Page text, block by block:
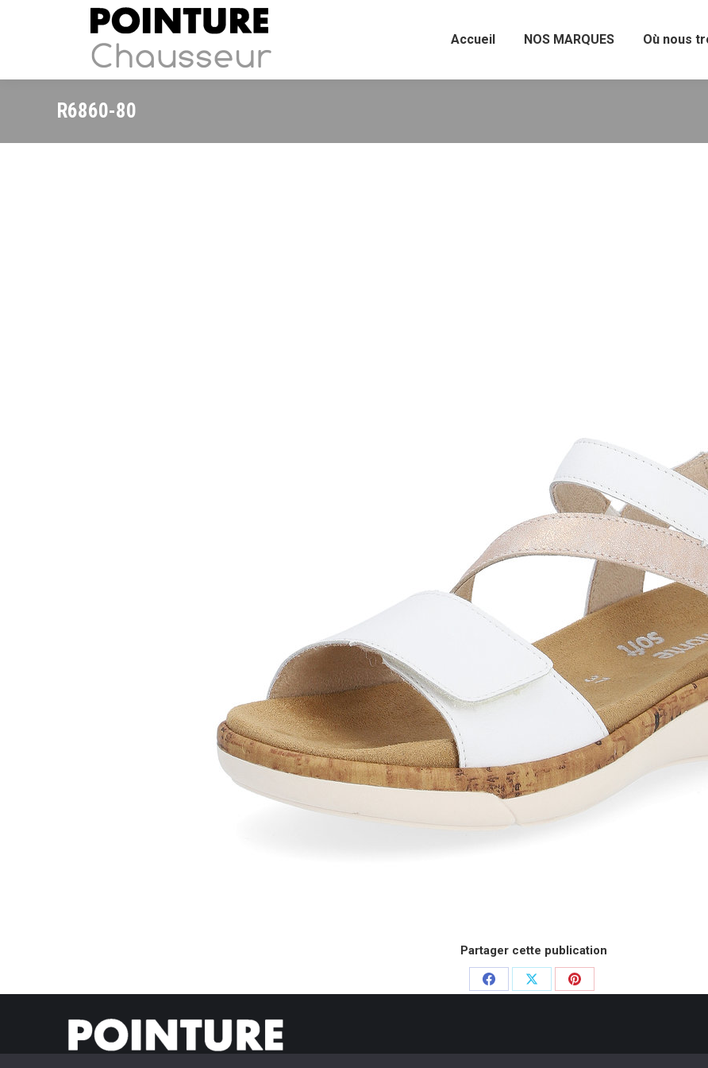
Accueil NOS MARQUES Où nous
R6860-80
Partager cette publication
PartagerPartagerPartager
© Pointure Chausseurs - 2020. Dream-Theme — trulypremium WordPress themes